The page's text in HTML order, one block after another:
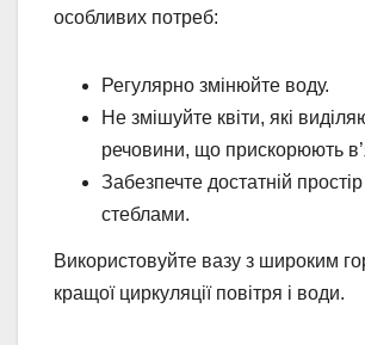
особливих потреб:
Регулярно змінюйте воду.
Не змішуйте квіти, які
речовини, що прискорюють
Забезпечте достатній
стеблами.
Використовуйте вазу з широким
кращої циркуляції повітря і води.